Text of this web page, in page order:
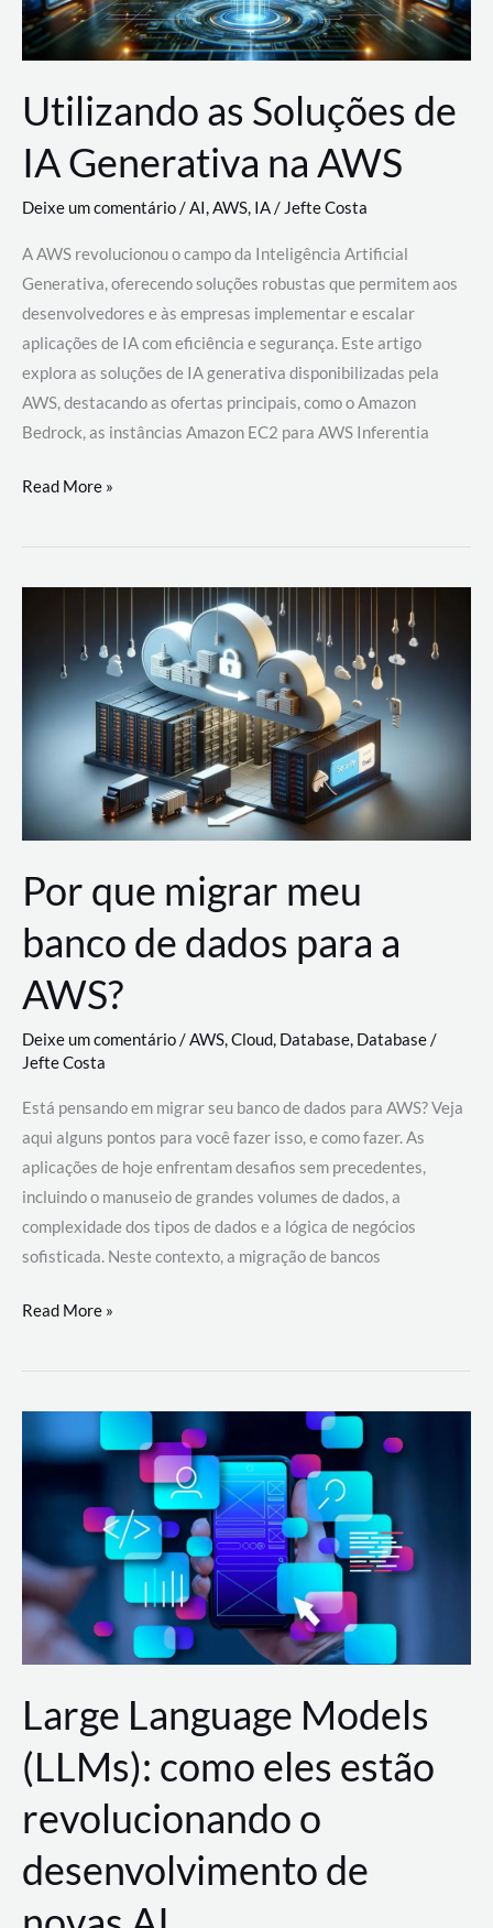
Utilizando as Soluções de
IA Generativa na AWS
Deixe um comentário/AI,AWS, IA/Jefte Costa
A AWS revolucionou o campo da Inteligência Artificial
Generativa, oferecendo soluções robustas que permitem aos
desenvolvedores e às empresas implementar e escalar
aplicações de IA com eficiência e segurança. Este artigo
explora as soluções de IA generativa disponibilizadas pela
AWS, destacando as ofertas principais, como o Amazon
Bedrock, as instâncias Amazon EC2 para AWS Inferentia
Utilizando
Soluções
AWS
Read More »
Por que migrar meu
banco de dados para a
AWS?
Deixe um comentário/AWS,Cloud, Database, Database/
Jefte Costa
Está pensando em migrar seu banco de dados para AWS? Veja
aqui alguns pontos para você fazer isso, e como fazer. As
aplicações de hoje enfrentam desafios sem precedentes,
incluindo o manuseio de grandes volumes de dados, a
complexidade dos tipos de dados e a lógica de negócios
sofisticada. Neste contexto, a migração de bancos
Por
migrar
de
a
AWS?
Read More »
Large Language Models
(LLMs): como eles estão
revolucionando o
desenvolvimento de